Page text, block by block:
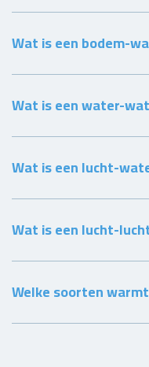
Wat is een bodem-
Wat is een water-
Wat is een lucht-
Wat is een lucht-
Welke soorten